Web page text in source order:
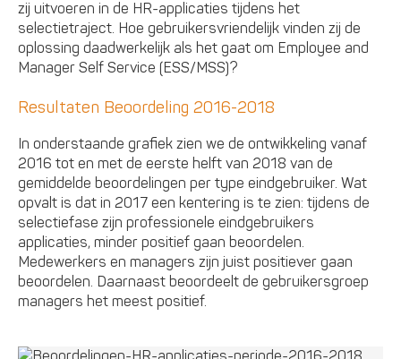
zij uitvoeren in de HR-applicaties tijdens het
selectietraject. Hoe gebruikersvriendelijk vinden zij de
oplossing daadwerkelijk als het gaat om Employee and
Manager Self Service (ESS/MSS)?
Resultaten Beoordeling 2016-2018
In onderstaande grafiek zien we de ontwikkeling vanaf
2016 tot en met de eerste helft van 2018 van de
gemiddelde beoordelingen per type eindgebruiker. Wat
opvalt is dat in 2017 een kentering is te zien: tijdens de
selectiefase zijn professionele eindgebruikers
applicaties, minder positief gaan beoordelen.
Medewerkers en managers zijn juist positiever gaan
beoordelen. Daarnaast beoordeelt de gebruikersgroep
managers het meest positief.